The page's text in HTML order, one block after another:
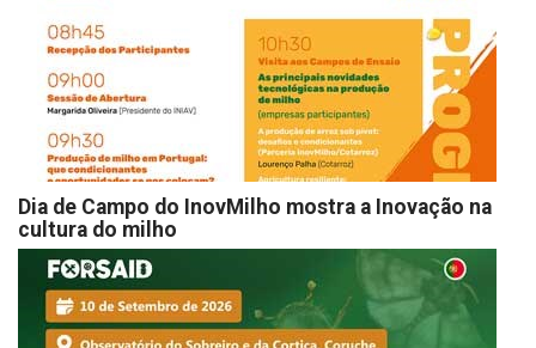
Dia de Campo do InovMilho mostra a Inovação na
cultura do milho